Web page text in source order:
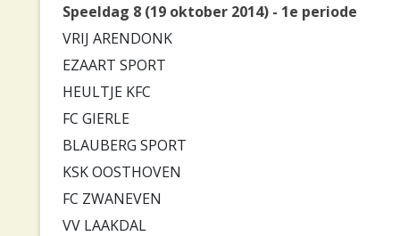
Speeldag 8 (19 oktober 2014) - 1e periode
VRIJ ARENDONK
EZAART SPORT
HEULTJE KFC
FC GIERLE
BLAUBERG SPORT
KSK OOSTHOVEN
FC ZWANEVEN
VV LAAKDAL